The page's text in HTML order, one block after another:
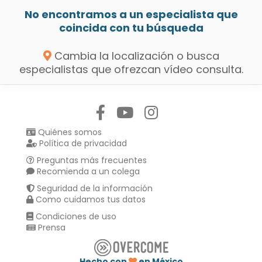
No encontramos a un especialista que
coincida con tu búsqueda
Cambia la localización o busca
especialistas que ofrezcan vídeo consulta.
Quiénes somos
Política de privacidad
Preguntas más frecuentes
Recomienda a un colega
Seguridad de la información
Como cuidamos tus datos
Condiciones de uso
Prensa